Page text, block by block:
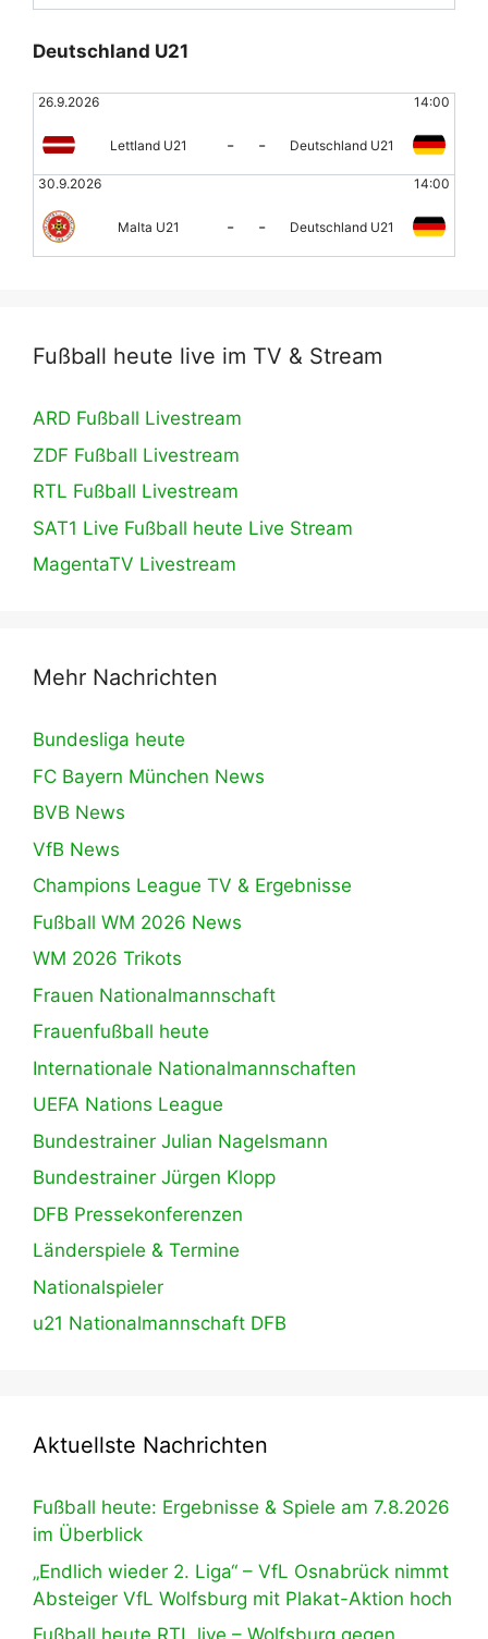
Deutschland U21
26.9.2026 14:00
Lettland U21 - - Deutschland U21
30.9.2026 14:00
Malta U21 - - Deutschland U21
Fußball heute live im TV & Stream
ARD Fußball Livestream
ZDF Fußball Livestream
RTL Fußball Livestream
SAT1 Live Fußball heute Live Stream
MagentaTV Livestream
Mehr Nachrichten
Bundesliga heute
FC Bayern München News
BVB News
VfB News
Champions League TV & Ergebnisse
Fußball WM 2026 News
WM 2026 Trikots
Frauen Nationalmannschaft
Frauenfußball heute
Internationale Nationalmannschaften
UEFA Nations League
Bundestrainer Julian Nagelsmann
Bundestrainer Jürgen Klopp
DFB Pressekonferenzen
Länderspiele & Termine
Nationalspieler
u21 Nationalmannschaft DFB
Aktuellste Nachrichten
Fußball heute: Ergebnisse & Spiele am 7.8.2026
im Überblick
„Endlich wieder 2. Liga“ – VfL Osnabrück nimmt
Absteiger VfL Wolfsburg mit Plakat-Aktion hoch